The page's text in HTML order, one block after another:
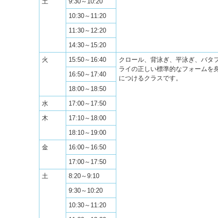
10:30～11:20
11:30～12:20
14:30～15:20
火 15:50～16:40
クロール、背泳ぎ、平泳ぎ、バタ
ライの正しい標準的なフォームを
につけるクラスです。
16:50～17:40
18:00～18:50
水
17:00～17:50
木
17:10～18:00
18:10～19:00
金
16:00～16:50
17:00～17:50
土
8:20～9:10
9:30～10:20
10:30～11:20